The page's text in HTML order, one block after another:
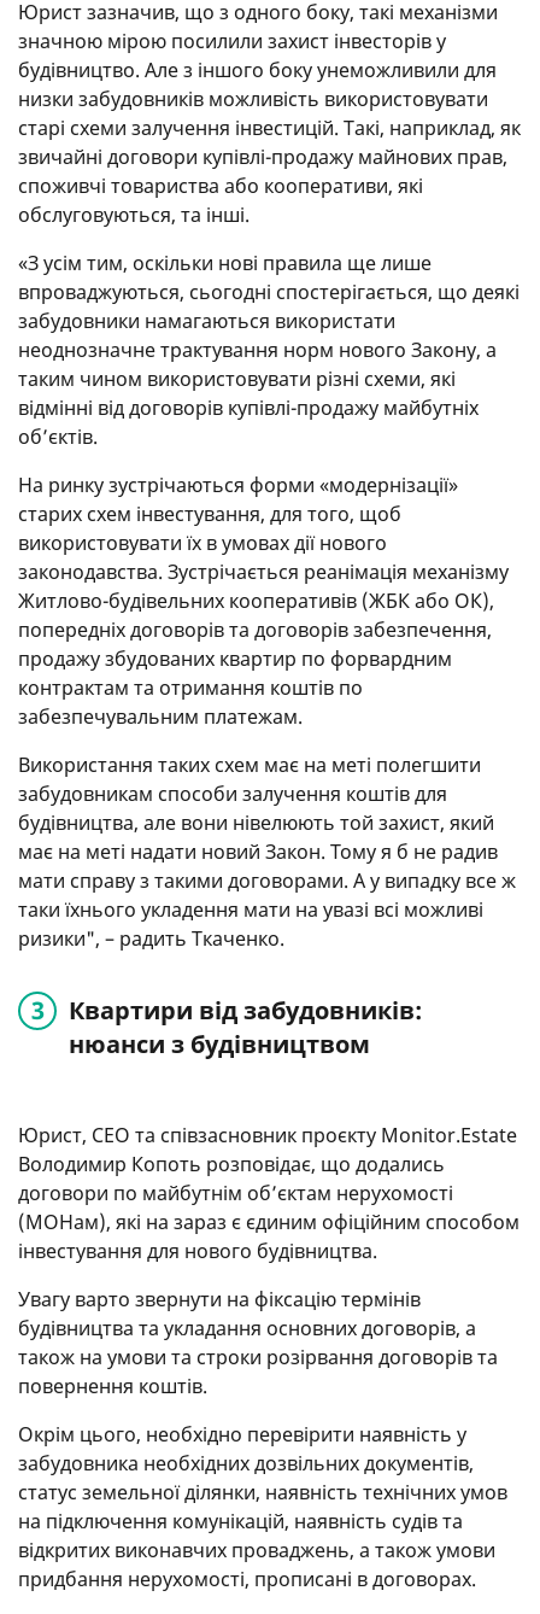
Юрист зазначив, що з одного боку, такі механізми
значною мірою посилили захист інвесторів у
будівництво. Але з іншого боку унеможливили для
низки забудовників можливість використовувати
старі схеми залучення інвестицій. Такі, наприклад, як
звичайні договори купівлі-продажу майнових прав,
споживчі товариства або кооперативи, які
обслуговуються, та інші.
«З усім тим, оскільки нові правила ще лише
впроваджуються, сьогодні спостерігається, що деякі
забудовники намагаються використати
неоднозначне трактування норм нового Закону, а
таким чином використовувати різні схеми, які
відмінні від договорів купівлі-продажу майбутніх
об’єктів.
На ринку зустрічаються форми «модернізації»
старих схем інвестування, для того, щоб
використовувати їх в умовах дії нового
законодавства. Зустрічається реанімація механізму
Житлово-будівельних кооперативів (ЖБК або ОК),
попередніх договорів та договорів забезпечення,
продажу збудованих квартир по форвардним
контрактам та отримання коштів по
забезпечувальним платежам.
Використання таких схем має на меті полегшити
забудовникам способи залучення коштів для
будівництва, але вони нівелюють той захист, який
має на меті надати новий Закон. Тому я б не радив
мати справу з такими договорами. А у випадку все ж
таки їхнього укладення мати на увазі всі можливі
ризики", – радить Ткаченко.
Квартири від забудовників:
нюанси з будівництвом
Юрист, СЕО та співзасновник проєкту Monitor.Estate
Володимир Копоть розповідає, що додались
договори по майбутнім обʼєктам нерухомості
(МОНам), які на зараз є єдиним офіційним способом
інвестування для нового будівництва.
Увагу варто звернути на фіксацію термінів
будівництва та укладання основних договорів, а
також на умови та строки розірвання договорів та
повернення коштів.
Окрім цього, необхідно перевірити наявність у
забудовника необхідних дозвільних документів,
статус земельної ділянки, наявність технічних умов
на підключення комунікацій, наявність судів та
відкритих виконавчих проваджень, а також умови
придбання нерухомості, прописані в договорах.